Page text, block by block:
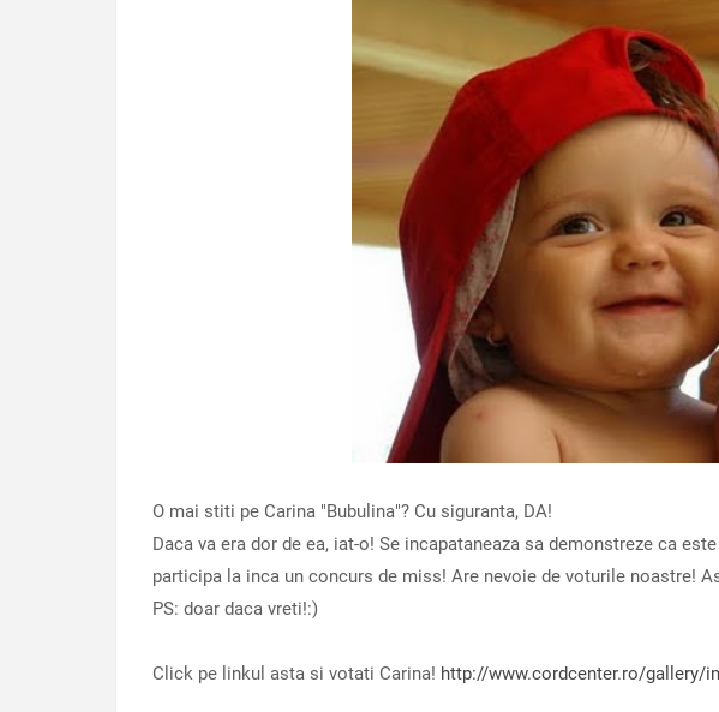
O mai stiti pe Carina "Bubulina"? Cu siguranta, DA!
Daca va era dor de ea, iat-o! Se incapataneaza sa demonstreze ca
participa la inca un concurs de miss! Are nevoie de voturile noastre!
PS: doar daca vreti!:)
Click pe linkul asta si votati Carina! http://www.cordcenter.ro/gallery/